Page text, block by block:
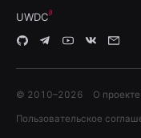
UWDC
© 2010–2026 О проекте
Пользовательское